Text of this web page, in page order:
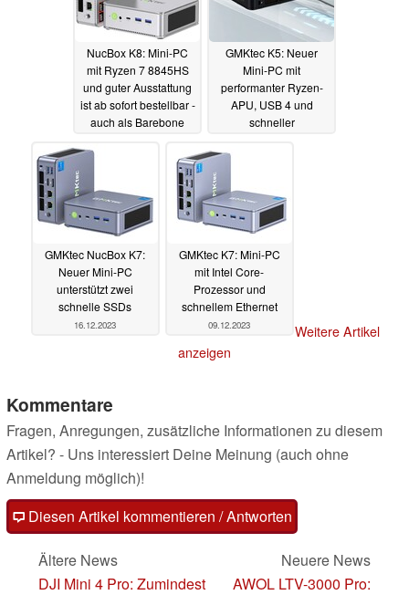
NucBox K8: Mini-PC
mit Ryzen 7 8845HS
und guter Ausstattung
ist ab sofort bestellbar -
auch als Barebone
GMKtec K5: Neuer
Mini-PC mit
performanter Ryzen-
APU, USB 4 und
schneller
GMKtec NucBox K7:
Neuer Mini-PC
unterstützt zwei
schnelle SSDs
16.12.2023
GMKtec K7: Mini-PC
mit Intel Core-
Prozessor und
schnellem Ethernet
09.12.2023
Weitere Artikel
anzeigen
Kommentare
Fragen, Anregungen, zusätzliche Informationen zu diesem
Artikel? - Uns interessiert Deine Meinung (auch ohne
Anmeldung möglich)!
Diesen Artikel kommentieren / Antworten
Ältere News
DJI Mini 4 Pro: Zumindest
Neuere News
AWOL LTV-3000 Pro: